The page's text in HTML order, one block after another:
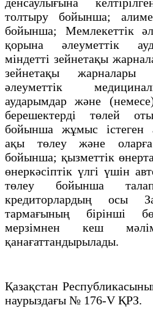
толтыру бойынша;
бойынша; Мемлекеттiк
қорына әлеуметтiк
мiндеттi зейнетақы
зейнетақы жарналары
әлеуметтік
аударымдар және
берешектердi төлей
бойынша жұмыс iстеген
ақы төлеу және
бойынша; қызметтік
өнеркәсіптік үлгі үшін
төлеу бойынша
кредиторлардың осы
тармағының бірінші
мерзімнен кеш
қанағаттандырылады.
Қазақстан
наурыздағы № 176-V ҚРЗ.